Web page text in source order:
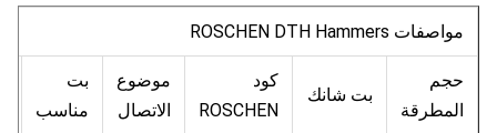
مواصفات ROSCHEN DTH Hammers
حجم
المطرقة
بت شانك
كود
ROSCHEN
موضوع
الاتصال
بت
مناسب